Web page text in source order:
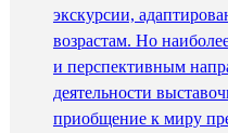
экскурсии,
возрастам. Но
и перспективным
деятельности
приобщение к миру